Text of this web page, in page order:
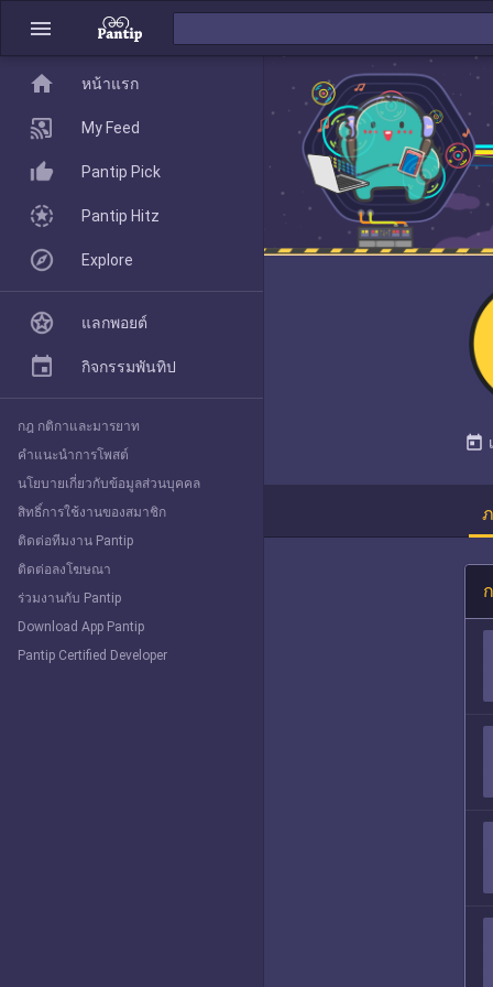
menu
today
home
Pantip Pick
Explore
home หน้าแรก
My Feed
Pantip Pick
Pantip Hitz
Explore
แลกพอยต์
กิจกรรมพันทิป
กฎ กติกาและมารยาท
คำแนะนำการโพสต์
นโยบายเกี่ยวกับข้อมูลส่วนบุคคล
สิทธิ์การใช้งานของสมาชิก
ติดต่อทีมงาน Pantip
ติดต่อลงโฆษณา
ร่วมงานกับ Pantip
Download App Pantip
Pantip Certified Developer